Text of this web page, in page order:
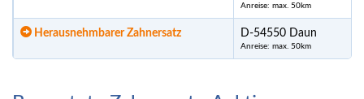
Anreise: max. 50km
Herausnehmbarer Zahnersatz D-54550 Daun
Anreise: max. 50km